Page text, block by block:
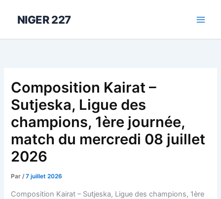
NIGER 227
Composition Kairat –
Sutjeska, Ligue des
champions, 1ère journée,
match du mercredi 08 juillet
2026
Par/7 juillet 2026
Composition Kairat – Sutjeska, Ligue des champions, 1ère